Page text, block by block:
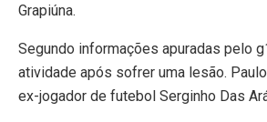
Grapiúna.
Segundo informações apuradas pelo
atividade após sofrer uma lesão.
ex-jogador de futebol Serginho Das